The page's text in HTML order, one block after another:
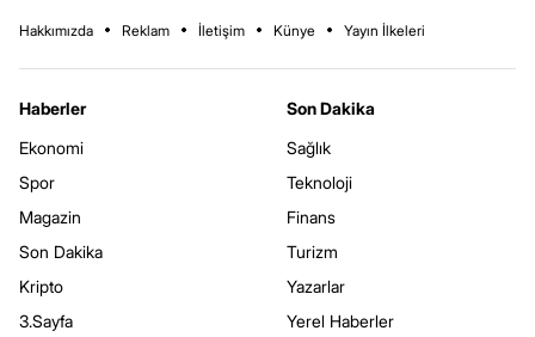
Hakkımızda Reklam İletişim Künye Yayın İlkeleri
Haberler
Ekonomi
Spor
Magazin
Son Dakika
Kripto
3.Sayfa
Son Dakika
Sağlık
Teknoloji
Finans
Turizm
Yazarlar
Yerel Haberler